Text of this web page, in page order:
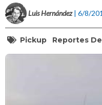
Luis Hernández | 6/8/
Pickup Reportes